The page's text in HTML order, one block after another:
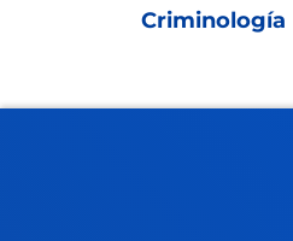
Criminología